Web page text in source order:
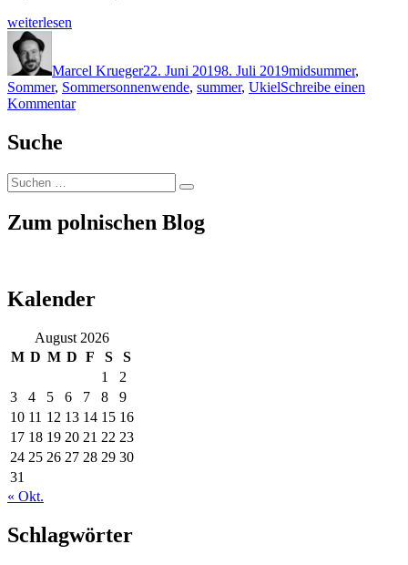
„Sommermuffel
(manchmal)“
weiterlesen
Marcel Krueger22. Juni 20198. Juli 2019midsummer,
Sommer, Sommersonnenwende, summer, UkielSchreibe einen
Kommentarzu
Suche
Suchen
nach:
Suchen
Zum polnischen Blog
Kalender
August 2026
M D M D F S
S
1
2
3
4 5 6 7 8
9
10 11 12 13 14 15 16
17 18 19 20 21 22 23
24 25 26 27 28 29 30
31
« Okt.
Schlagwörter